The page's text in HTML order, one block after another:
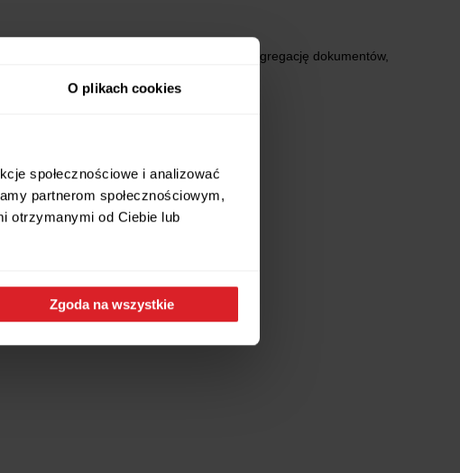
O plikach cookies
społecznościowe i analizować
partnerom społecznościowym,
otrzymanymi od Ciebie lub
Zgoda na wszystkie
ułatwiają segregację dokumentów,
na naczynia i obrusy.